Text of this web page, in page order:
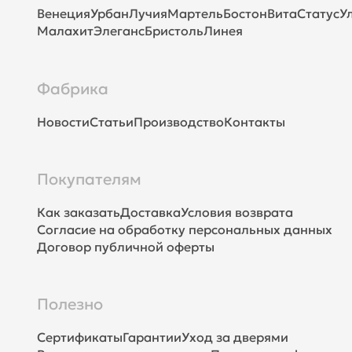
ВенецияУрбанЛучияМартельБостонВитаСтатус
МалахитЭлегансБристольЛинея
Фабрика
НовостиСтатьиПроизводствоКонтакты
Покупателям
Как заказатьДоставкаУсловия возврата
Согласие на обработку персональных данных
Договор публичной оферты
Полезно
СертификатыГарантииУход за дверями